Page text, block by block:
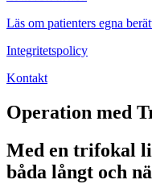
Läs om patienters egna
Integritetspolicy
Kontakt
Operation med
Med en trifokal
båda långt och